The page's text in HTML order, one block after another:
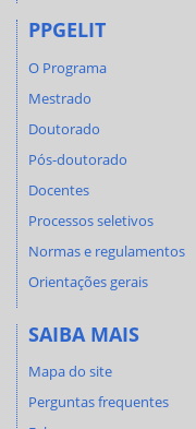
PPGELIT
O Programa
Mestrado
Doutorado
Pós-doutorado
Docentes
Processos seletivos
Normas e regulamentos
Orientações gerais
SAIBA MAIS
Mapa do site
Perguntas frequentes